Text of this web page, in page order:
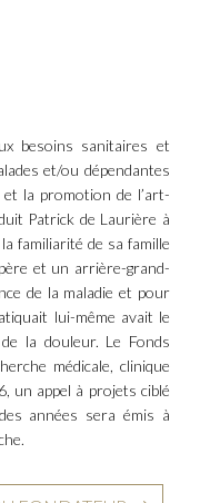
besoins sanitaires et
et/ou dépendantes
et la promotion de l’art-
Patrick de Laurière à
familiarité de sa famille
et un arrière-grand-
de la maladie et pour
lui-même avait le
la douleur. Le Fonds
médicale, clinique
un appel à projets ciblé
années sera émis à